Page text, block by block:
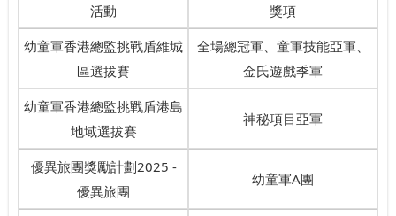
活動
獎項
幼童軍香港總監挑戰盾維城
區選拔賽
全場總冠軍、童軍技能亞軍、
金氏遊戲季軍
幼童軍香港總監挑戰盾港島
地域選拔賽
神秘項目亞軍
優異旅團獎勵計劃2025 -
優異旅團
幼童軍A團